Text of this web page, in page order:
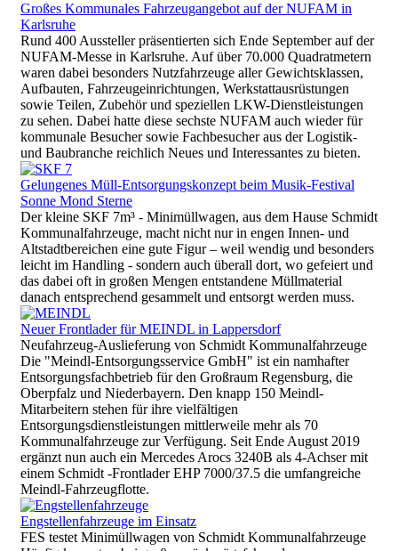
Großes Kommunales Fahrzeugangebot auf der NUFAM in
Karlsruhe
Rund 400 Aussteller präsentierten sich Ende September auf der
NUFAM-Messe in Karlsruhe. Auf über 70.000 Quadratmetern
waren dabei besonders Nutzfahrzeuge aller Gewichtsklassen,
Aufbauten, Fahrzeugeinrichtungen, Werkstattausrüstungen
sowie Teilen, Zubehör und speziellen LKW-Dienstleistungen
zu sehen. Dabei hatte diese sechste NUFAM auch wieder für
kommunale Besucher sowie Fachbesucher aus der Logistik-
und Baubranche reichlich Neues und Interessantes zu bieten.
Gelungenes Müll-Entsorgungskonzept beim Musik-Festival
Sonne Mond Sterne
Der kleine SKF 7m³ - Minimüllwagen, aus dem Hause Schmidt
Kommunalfahrzeuge, macht nicht nur in engen Innen- und
Altstadtbereichen eine gute Figur – weil wendig und besonders
leicht im Handling - sondern auch überall dort, wo gefeiert und
das dabei oft in großen Mengen entstandene Müllmaterial
danach entsprechend gesammelt und entsorgt werden muss.
Neuer Frontlader für MEINDL in Lappersdorf
Neufahrzeug-Auslieferung von Schmidt Kommunalfahrzeuge
Die "Meindl-Entsorgungsservice GmbH" ist ein namhafter
Entsorgungsfachbetrieb für den Großraum Regensburg, die
Oberpfalz und Niederbayern. Den knapp 150 Meindl-
Mitarbeitern stehen für ihre vielfältigen
Entsorgungsdienstleistungen mittlerweile mehr als 70
Kommunalfahrzeuge zur Verfügung. Seit Ende August 2019
ergänzt nun auch ein Mercedes Arocs 3240B als 4-Achser mit
einem Schmidt -Frontlader EHP 7000/37.5 die umfangreiche
Meindl-Fahrzeugflotte.
Engstellenfahrzeuge im Einsatz
FES testet Minimüllwagen von Schmidt Kommunalfahrzeuge